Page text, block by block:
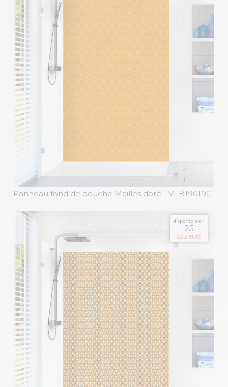
Panneau fond de douche Mailles doré - VFB19019C
disponible en
25
couleurs